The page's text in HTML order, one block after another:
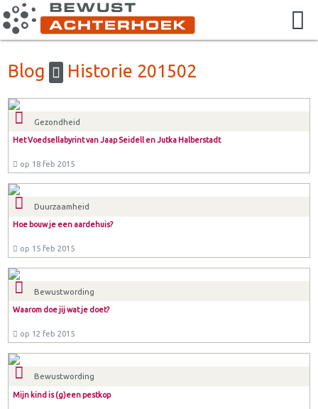
Blog Historie 201502
Gezondheid
Het Voedsellabyrint van Jaap Seidell en Jutka Halberstadt
op 18 feb 2015
Duurzaamheid
Hoe bouw je een aardehuis?
op 15 feb 2015
Bewustwording
Waarom doe jij wat je doet?
op 12 feb 2015
Bewustwording
Mijn kind is (g)een pestkop